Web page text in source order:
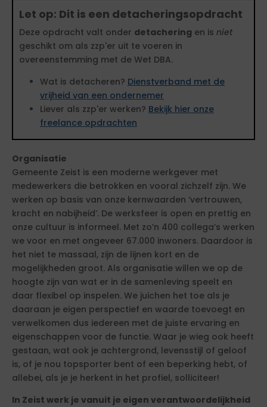
Let op: Dit is een detacheringsopdracht
Deze opdracht valt onder detachering en is niet
geschikt om als zzp'er uit te voeren in
overeenstemming met de Wet DBA.
Wat is detacheren? Dienstverband met de
vrijheid van een ondernemer
Liever als zzp'er werken? Bekijk hier onze
freelance opdrachten
Organisatie
Gemeente Zeist is een moderne werkgever met
medewerkers die betrokken en vooral zichzelf zijn. We
werken op basis van onze kernwaarden ‘vertrouwen,
kracht en nabijheid’. De werksfeer is open en prettig en
onze cultuur is informeel. Met zo’n 400 collega’s werken
we voor en met ongeveer 67.000 inwoners. Daardoor is
het niet te massaal, zijn de lijnen kort en de
mogelijkheden groot. Als organisatie willen we op de
hoogte zijn van wat er in de samenleving speelt en
daar flexibel op inspelen. We juichen het toe als je
daaraan je eigen perspectief en waarde toevoegt en
verwelkomen dus iedereen met de juiste ervaring en
eigenschappen voor de functie. Waar je wieg ook heeft
gestaan, wat ook je achtergrond, levensstijl of geloof
is, of je nou topsporter bent of een beperking hebt, of
allebei, als je je herkent in het profiel, solliciteer!
In Zeist werk je vanuit je eigen verantwoordelijkheid